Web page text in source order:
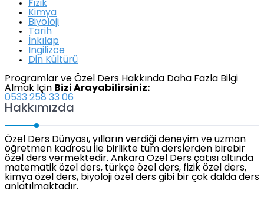
Fizik
Kimya
Biyoloji
Tarih
İnkılap
İngilizce
Din Kültürü
Programlar ve Özel Ders Hakkında Daha Fazla Bilgi
Almak İçin Bizi Arayabilirsiniz:
0533 258 33 06
Hakkımızda
Özel Ders Dünyası, yılların verdiği deneyim ve uzman
öğretmen kadrosu ile birlikte tüm derslerden birebir
özel ders vermektedir. Ankara Özel Ders çatısı altında
matematik özel ders, türkçe özel ders, fizik özel ders,
kimya özel ders, biyoloji özel ders gibi bir çok dalda ders
anlatılmaktadır.